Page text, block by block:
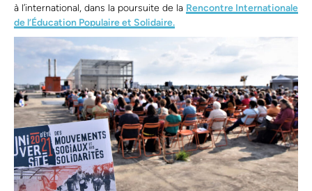
à l’international, dans la poursuite de la Rencontre Internationale
de l’Éducation Populaire et Solidaire.